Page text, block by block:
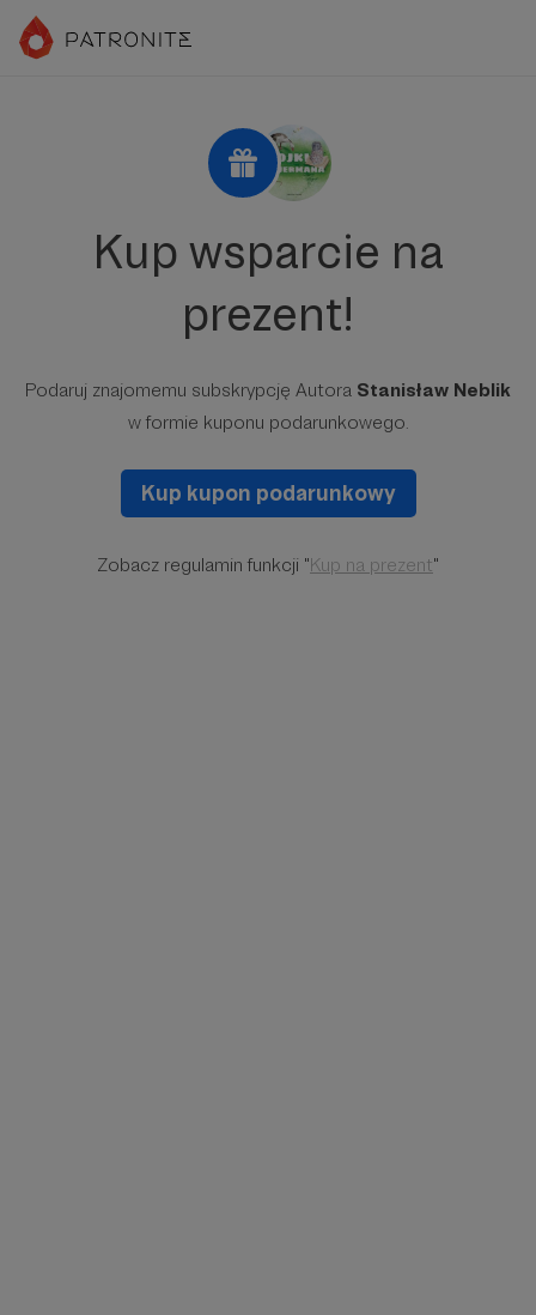
Kup wsparcie na
prezent!
Podaruj znajomemu subskrypcję Autora Stanisław Neblik
w formie kuponu podarunkowego.
Kup kupon podarunkowy
Zobacz regulamin funkcji "Kup na prezent"